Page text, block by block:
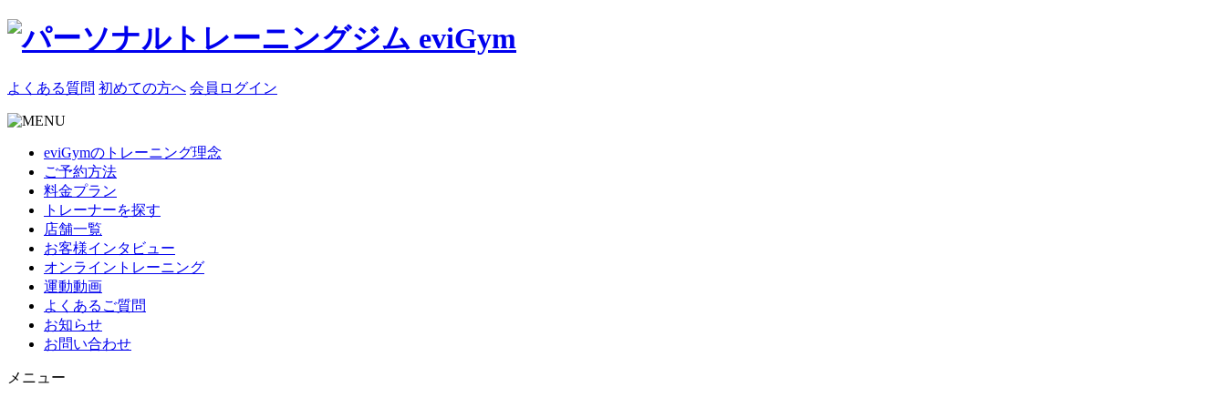
よくある質問 初めての方へ 会員ログイン
eviGymのトレーニング理念
ご予約方法
料金プラン
トレーナーを探す
店舗一覧
お客様インタビュー
オンライントレーニング
運動動画
よくあるご質問
お知らせ
お問い合わせ
メニュー